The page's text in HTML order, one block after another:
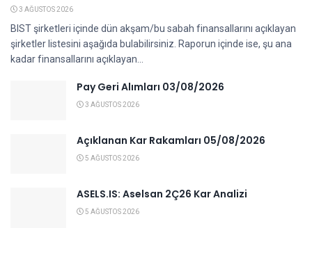
3 AĞUSTOS 2026
BIST şirketleri içinde dün akşam/bu sabah finansallarını açıklayan
şirketler listesini aşağıda bulabilirsiniz. Raporun içinde ise, şu ana
kadar finansallarını açıklayan...
Pay Geri Alımları 03/08/2026
3 AĞUSTOS 2026
Açıklanan Kar Rakamları 05/08/2026
5 AĞUSTOS 2026
ASELS.IS: Aselsan 2Ç26 Kar Analizi
5 AĞUSTOS 2026